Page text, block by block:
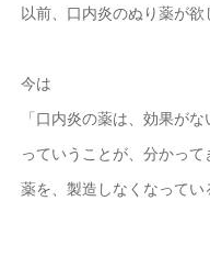
以前、口内炎のぬり薬が
今は
「口内炎の薬は、効果がな
っていうことが、分かって
薬を、製造しなくなってい